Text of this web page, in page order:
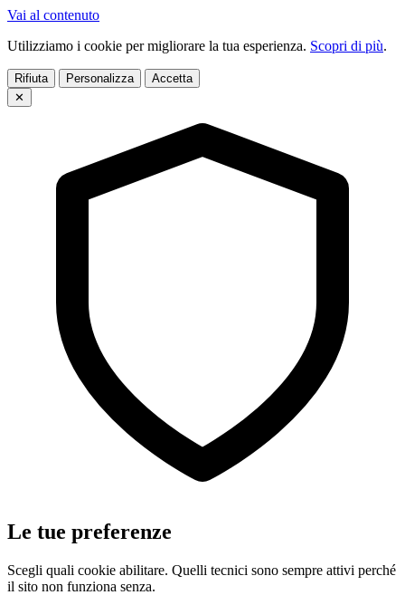
Vai al contenuto
Utilizziamo i cookie per migliorare la tua esperienza. Scopri di più.
Rifiuta Personalizza
Accetta
✕
Le tue preferenze
Scegli quali cookie abilitare. Quelli tecnici sono sempre attivi perché
il sito non funziona senza.